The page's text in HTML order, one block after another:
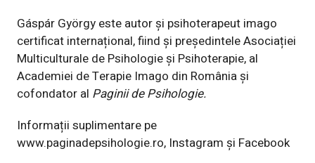
Gáspár György este autor și psihoterapeut imago
certificat internațional, fiind și președintele Asociației
Multiculturale de Psihologie și Psihoterapie, al
Academiei de Terapie Imago din România și
cofondator al Paginii de Psihologie.
Informații suplimentare pe
www.paginadepsihologie.ro, Instagram și Facebook